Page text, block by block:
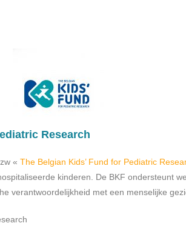
Research
« The Belgian Kids’ Fund for Pediatric
kinderen. De BKF ondersteunt
verantwoordelijkheid met een menselijke